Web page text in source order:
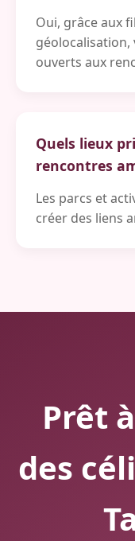
Oui, grâce aux
géolocalisation,
ouverts aux
Quels lieux
rencontres
Les parcs et
créer des liens
Prêt
des